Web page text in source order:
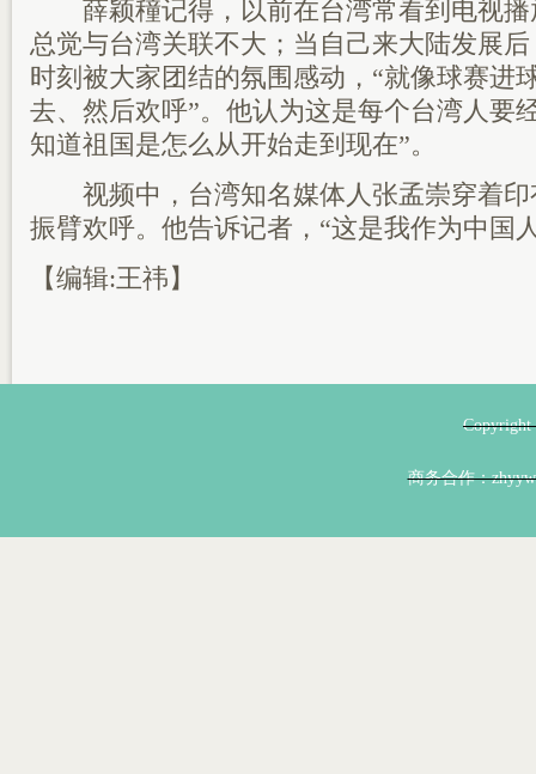
薛颖穜记得，以前在台湾常看到电视播
总觉与台湾关联不大；当自己来大陆发展
时刻被大家团结的氛围感动，“就像球赛进
去、然后欢呼”。他认为这是每个台湾人要
知道祖国是怎么从开始走到现在”。
视频中，台湾知名媒体人张孟崇穿着印
振臂欢呼。他告诉记者，“这是我作为中国
【编辑:王祎】
商务合作：